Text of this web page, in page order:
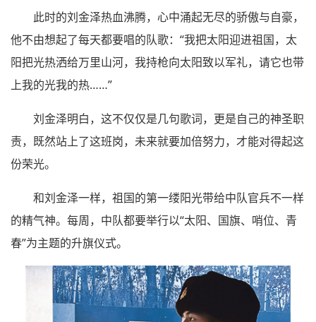
此时的刘金泽热血沸腾，心中涌起无尽的骄傲与自豪，
他不由想起了每天都要唱的队歌：“我把太阳迎进祖国，太
阳把光热洒给万里山河，我持枪向太阳致以军礼，请它也带
上我的光我的热……”
刘金泽明白，这不仅仅是几句歌词，更是自己的神圣职
责，既然站上了这班岗，未来就要加倍努力，才能对得起这
份荣光。
和刘金泽一样，祖国的第一缕阳光带给中队官兵不一样
的精气神。每周，中队都要举行以“太阳、国旗、哨位、青
春”为主题的升旗仪式。